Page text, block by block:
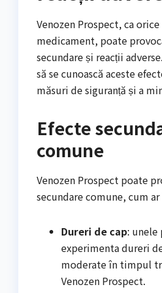
Venozen Prospect, ca
medicament, poate
secundare și reacții
să se cunoască aceste
măsuri de siguranță și a
Efecte
comune
Venozen Prospect poate
secundare comune, cum ar
Dureri de cap: unele
experimenta dureri
moderate în timpul
Venozen Prospect.